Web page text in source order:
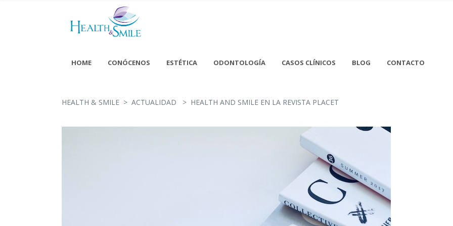
Lunes - Jueves 9:00 - 20:30 Viernes - 18:00
91 377 26 12
HOME CONÓCENOS ESTÉTICA ODONTOLOGÍA CASOS CLÍNICOS BLOG CONTACTO
HEALTH & SMILE > ACTUALIDAD > HEALTH AND SMILE EN LA REVISTA PLACET